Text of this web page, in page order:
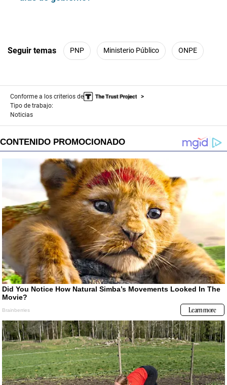
Seguir temas PNP Ministerio Público ONPE
Conforme a los criterios de
Tipo de trabajo:
Noticias